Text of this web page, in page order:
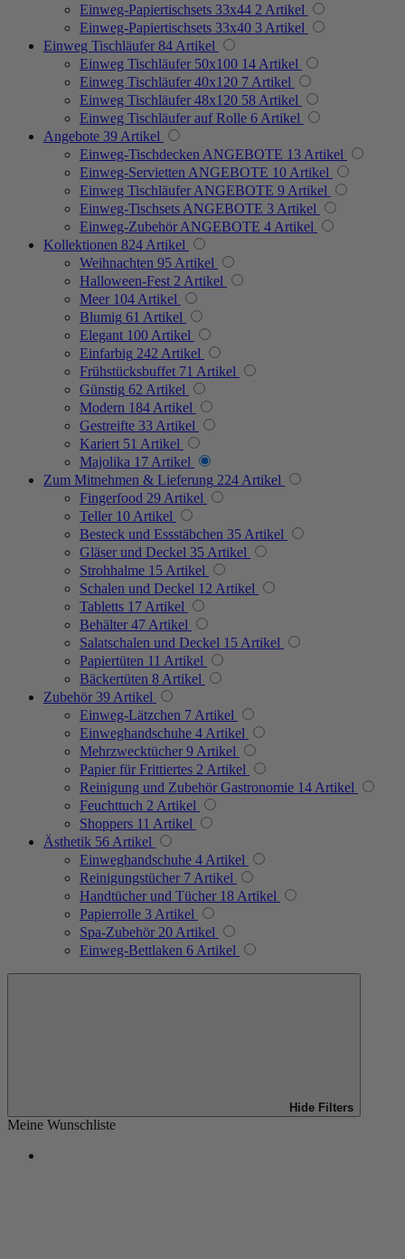
Einweg-Papiertischsets 33x44 2 Artikel
Einweg-Papiertischsets 33x40 3 Artikel
Einweg Tischläufer 84 Artikel
Einweg Tischläufer 50x100 14 Artikel
Einweg Tischläufer 40x120 7 Artikel
Einweg Tischläufer 48x120 58 Artikel
Einweg Tischläufer auf Rolle 6 Artikel
Angebote 39 Artikel
Einweg-Tischdecken ANGEBOTE 13 Artikel
Einweg-Servietten ANGEBOTE 10 Artikel
Einweg Tischläufer ANGEBOTE 9 Artikel
Einweg-Tischsets ANGEBOTE 3 Artikel
Einweg-Zubehör ANGEBOTE 4 Artikel
Kollektionen 824 Artikel
Weihnachten 95 Artikel
Halloween-Fest 2 Artikel
Meer 104 Artikel
Blumig 61 Artikel
Elegant 100 Artikel
Einfarbig 242 Artikel
Frühstücksbuffet 71 Artikel
Günstig 62 Artikel
Modern 184 Artikel
Gestreifte 33 Artikel
Kariert 51 Artikel
Majolika 17 Artikel
Zum Mitnehmen & Lieferung 224 Artikel
Fingerfood 29 Artikel
Teller 10 Artikel
Besteck und Essstäbchen 35 Artikel
Gläser und Deckel 35 Artikel
Strohhalme 15 Artikel
Schalen und Deckel 12 Artikel
Tabletts 17 Artikel
Behälter 47 Artikel
Salatschalen und Deckel 15 Artikel
Papiertüten 11 Artikel
Bäckertüten 8 Artikel
Zubehör 39 Artikel
Einweg-Lätzchen 7 Artikel
Einweghandschuhe 4 Artikel
Mehrzwecktücher 9 Artikel
Papier für Frittiertes 2 Artikel
Reinigung und Zubehör Gastronomie 14 Artikel
Feuchttuch 2 Artikel
Shoppers 11 Artikel
Ästhetik 56 Artikel
Einweghandschuhe 4 Artikel
Reinigungstücher 7 Artikel
Handtücher und Tücher 18 Artikel
Papierrolle 3 Artikel
Spa-Zubehör 20 Artikel
Einweg-Bettlaken 6 Artikel
Hide Filters
Meine Wunschliste